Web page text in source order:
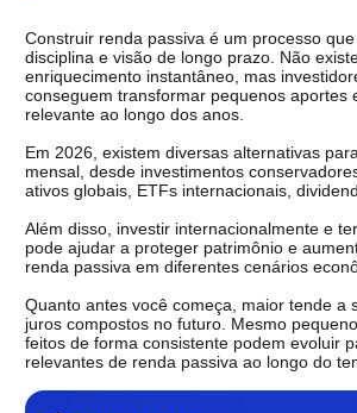
Construir renda passiva é um processo que
disciplina e visão de longo prazo. Não
enriquecimento instantâneo, mas
conseguem transformar pequenos aportes
relevante ao longo dos anos.
Em 2026, existem diversas alternativas
mensal, desde investimentos
ativos globais, ETFs internacionais,
Além disso, investir internacionalmente e
pode ajudar a proteger patrimônio e
renda passiva em diferentes cenários
Quanto antes você começa, maior tende a
juros compostos no futuro. Mesmo
feitos de forma consistente podem evoluir
relevantes de renda passiva ao longo do